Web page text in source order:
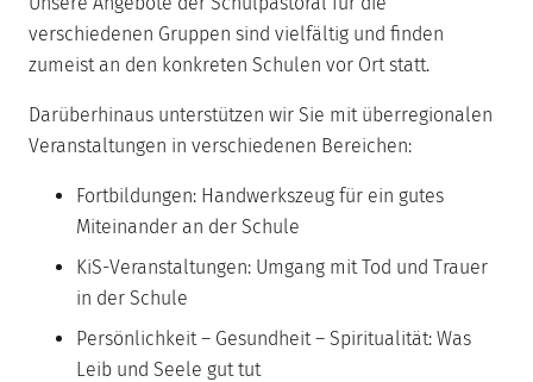
verschiedenen Gruppen sind vielfältig und finden
zumeist an den konkreten Schulen vor Ort statt.
Darüberhinaus unterstützen wir Sie mit überregionalen
Veranstaltungen in verschiedenen Bereichen:
Fortbildungen: Handwerkszeug für ein gutes
Miteinander an der Schule
KiS-Veranstaltungen: Umgang mit Tod und Trauer
in der Schule
Persönlichkeit – Gesundheit – Spiritualität: Was
Leib und Seele gut tut